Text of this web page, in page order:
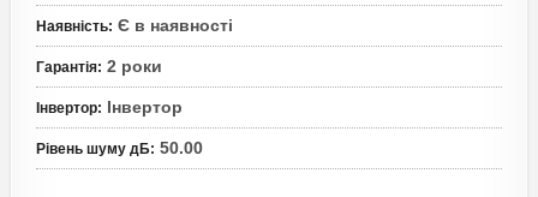
Наявність: Є в наявності
Гарантія: 2 роки
Інвертор: Інвертор
Рівень шуму дБ: 50.00